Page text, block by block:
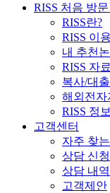
RISS 처음 방
RISS란?
RISS 이
내 추천
RISS 자
복사/대
해외전자
RISS 정
고객센터
자주 찾
상담 신청
상담 내
고객제안